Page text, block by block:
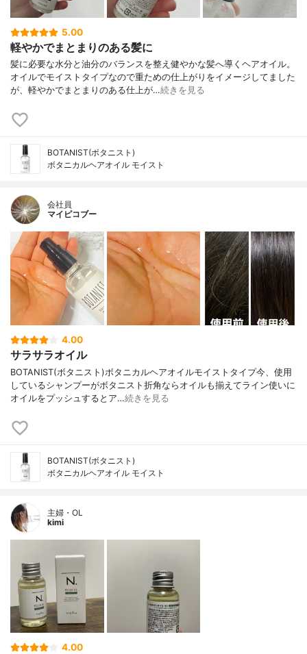
5.00
軽やかでまとまりのある髪に
髪に必要な水分と油分のバランスを整え健やかな髪へ導くヘアオイル。
オイルでモイストタイプなので重ための仕上がりをイメージしてました
が、軽やかでまとまりのある仕上が…続きを見る
BOTANIST(ボタニスト)
ボタニカルヘアオイル モイスト
会社員
マイピコブー
4.00
サラサラオイル
BOTANIST(ボタニスト)ボタニカルヘアオイルモイストタイプ今、使用
しているシャンプーがボタニスト折角ならオイルも揃えてライン使いに
オイルをプッシュするとア…続きを見る
BOTANIST(ボタニスト)
ボタニカルヘアオイル モイスト
主婦・OL
kimi
4.00